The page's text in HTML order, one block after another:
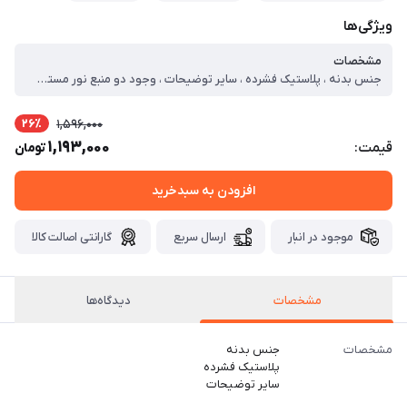
ویژگی‌ها
مشخصات
جنس بدنه ، پلاستیک فشرده ، سایر توضیحات ، وجود دو منبع نور مستقل ، دستگیره ضخیم با شیارهای ضدلغزش ، نشانگرهای LED میزان شارژ روی بدنه ، چراغ COB بزرگ با پوشش شفاف و مقاوم ، امکان شارژ گوشی یا دیگر دستگاه‌های USB ، وجود پنل خورشیدی روی بدنه برای شارژ اضطراری در فضای باز، سفر و مواقع قطع برق ، نور جانبی COB (Side Work Light) ایده‌آل برای نور محیطی، کارگاهی، تعمیرات، چادر و داخل خودرو ، نور اصلی قدرتمند (Front Light) مناسب برای جست‌وجو، فضای باز، خودرو، کمپ و فعالیت‌های بیرونی ، امکان تغییر زاویه بخش نوردهی برای استفاده روی زمین، روی میز کار یا آویزان‌کردن بدون نیاز به دست
قیمت:
1,596,000 26٪
1,193,000تومان
افزودن به سبدخرید
موجود در انبار ارسال سریع گارانتی اصالت کالا
مشخصات دیدگاه‌ها
مشخصات
جنس بدنه
پلاستیک فشرده
سایر توضیحات